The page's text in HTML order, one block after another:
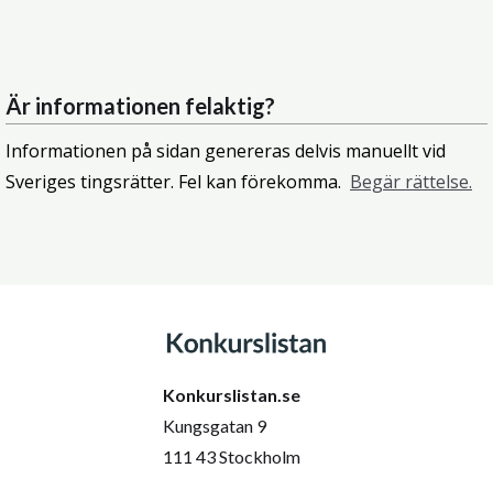
Är informationen felaktig?
Informationen på sidan genereras delvis manuellt vid
Sveriges tingsrätter. Fel kan förekomma. Begär rättelse.
Konkurslistan.se
Kungsgatan 9
111 43 Stockholm